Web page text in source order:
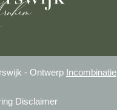
- Ontwerp Incombinatie
Disclaimer